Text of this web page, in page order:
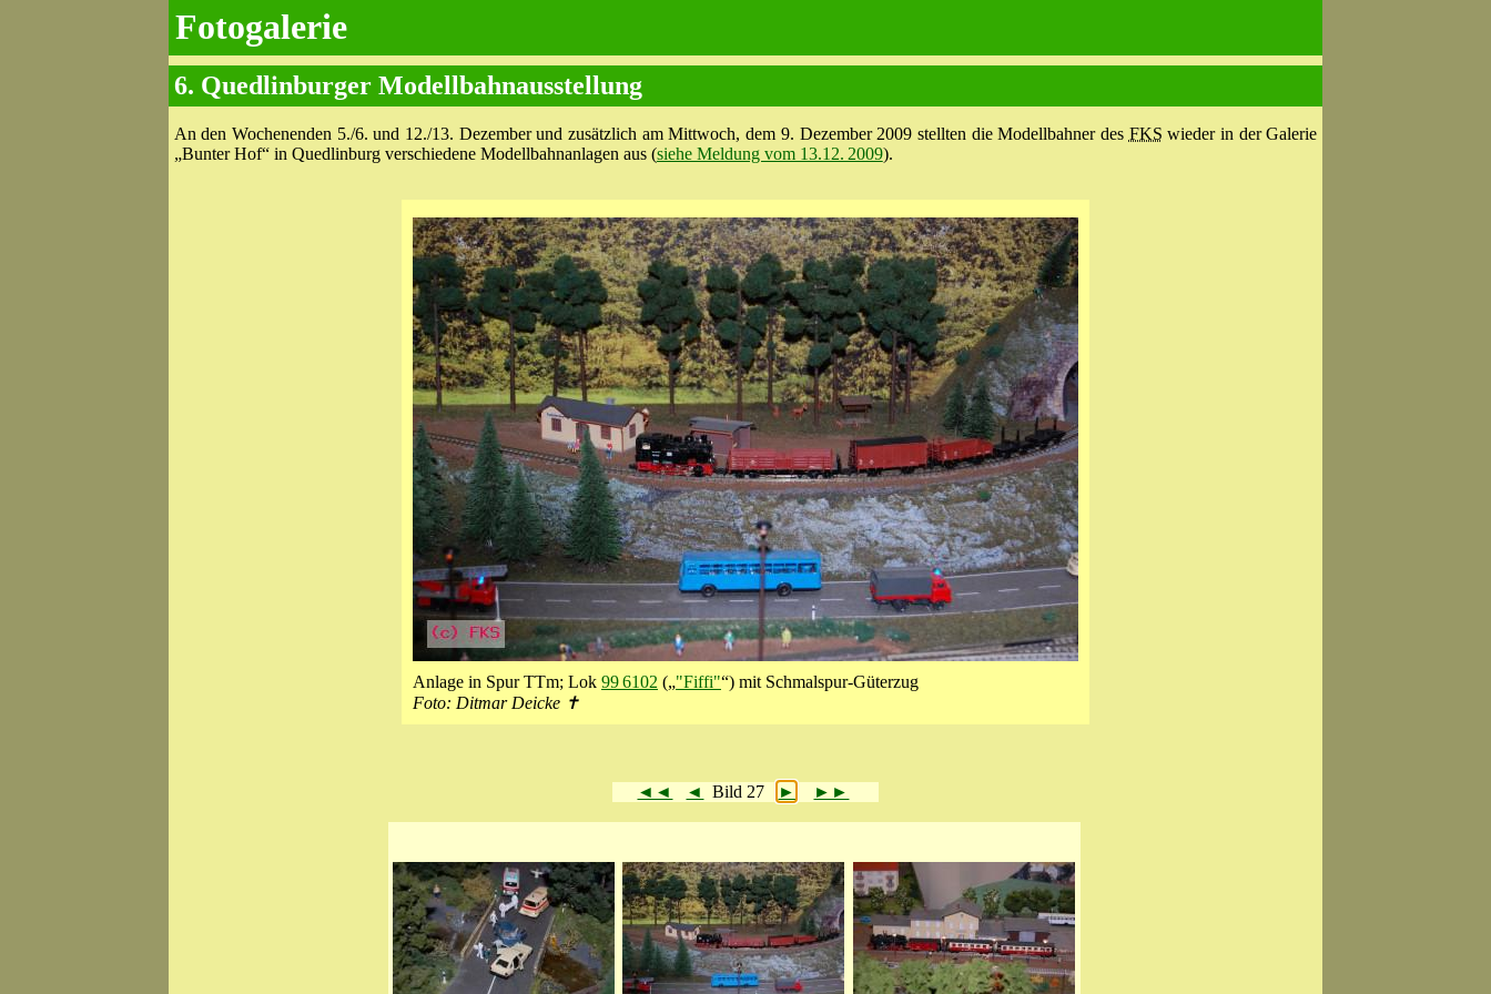
Fotogalerie
6. Quedlinburger Modellbahnausstellung
An den Wochenenden 5./6. und 12./13. Dezember und zusätzlich am Mittwoch, dem 9. Dezember 2009 stellten die Modellbahner des FKS wieder in der Galerie
„Bunter Hof“ in Quedlinburg verschiedene Modellbahnanlagen aus (siehe Meldung vom 13.12. 2009).
Anlage in Spur TTm; Lok 99 6102 („"Fiffi"“) mit Schmalspur-Güterzug
Foto: Ditmar Deicke ✝
◄◄ ◄ Bild 27 ► ►►